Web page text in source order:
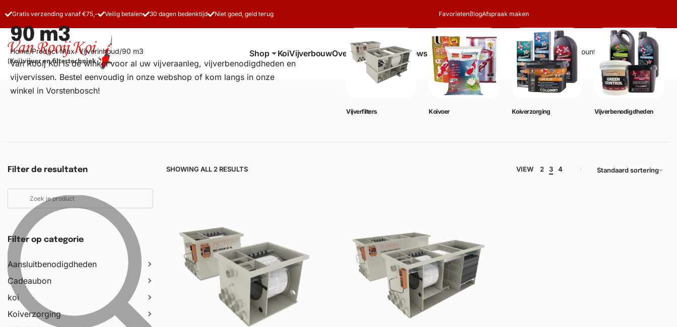
Gratis verzending vanaf €75,- Veilig betalen 30 dagen bedenktijd Niet goed, geld terug FavorietenBlogAfspraak maken
Shop KoiVijverbouwOver onsContactReviews Zoeken Account Winkelwagen 0
90 m3
Home/Product Max. Vijverinhoud/90 m3
Van Rooij Koi is dé winkel voor al uw vijveraanleg, vijverbenodigdheden en
vijvervissen. Bestel eenvoudig in onze webshop of kom langs in onze
winkel in Vorstenbosch!
Vijverfilters Koivoer Koiverzorging Vijverbenodigdheden
Filter de resultaten
Filter op categorie
Aansluitbenodigdheden
Cadeaubon
koi
Koiverzorging
SHOWING ALL 2 RESULTS VIEW 2 3 4 Standaard sortering